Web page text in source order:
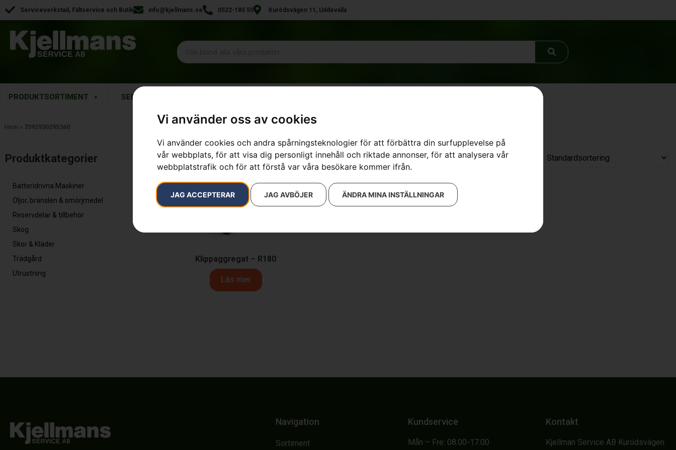
Vi använder oss av cookies
Vi använder cookies och andra spårningsteknologier för att förbättra din surfupplevelse på
vår webbplats, för att visa dig personligt innehåll och riktade annonser, för att analysera vår
webbplatstrafik och för att förstå var våra besökare kommer ifrån.
JAG ACCEPTERAR JAG AVBÖJER ÄNDRA MINA INSTÄLLNINGAR
Serviceverkstad, Fältservice och Butik info@kjellmans.se 0522-185 55 Kurödsvägen 11, Uddevalla
PRODUKTSORTIMENT SERVICE
Hem » 7392930295360
Produktkategorier​
Batteridrivna Maskiner
Oljor, bränslen & smörjmedel
Reservdelar & tillbehör
Skog
Skor & Kläder
Trädgård
Utrustning
Endast ett sökresultat
Klippaggregat – R180
Läs mer
Navigation
Sortiment
Kundservice
Mån – Fre: 08.00-17.00
Kontakt
Kjellman Service AB Kurödsvägen